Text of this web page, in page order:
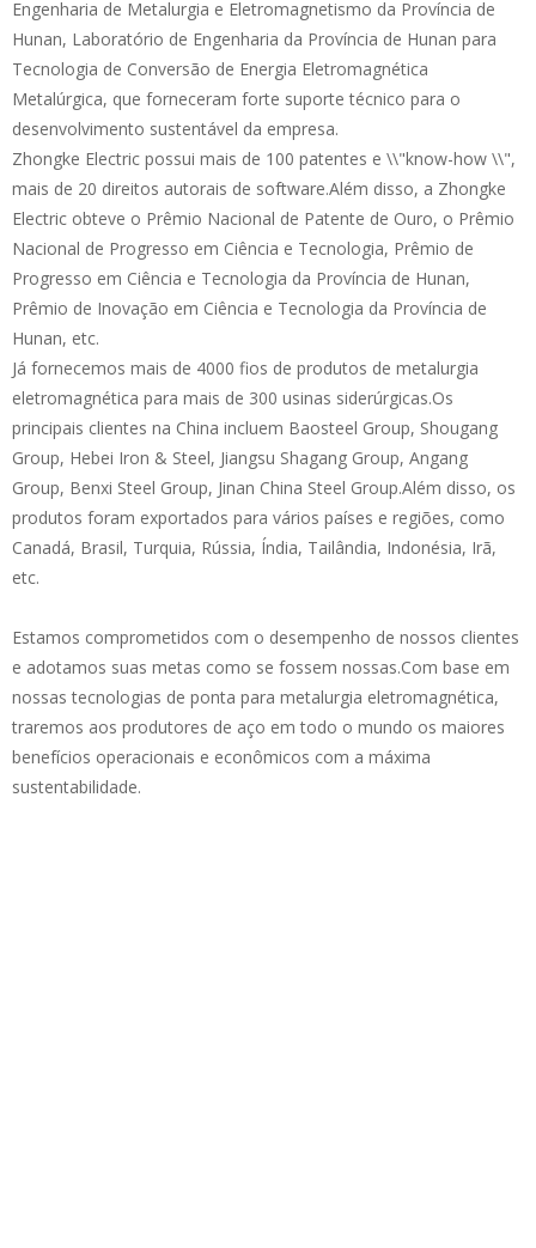
Engenharia de Metalurgia e Eletromagnetismo da Província de
Hunan, Laboratório de Engenharia da Província de Hunan para
Tecnologia de Conversão de Energia Eletromagnética
Metalúrgica, que forneceram forte suporte técnico para o
desenvolvimento sustentável da empresa.
Zhongke Electric possui mais de 100 patentes e \\"know-how \\",
mais de 20 direitos autorais de software.Além disso, a Zhongke
Electric obteve o Prêmio Nacional de Patente de Ouro, o Prêmio
Nacional de Progresso em Ciência e Tecnologia, Prêmio de
Progresso em Ciência e Tecnologia da Província de Hunan,
Prêmio de Inovação em Ciência e Tecnologia da Província de
Hunan, etc.
Já fornecemos mais de 4000 fios de produtos de metalurgia
eletromagnética para mais de 300 usinas siderúrgicas.Os
principais clientes na China incluem Baosteel Group, Shougang
Group, Hebei Iron & Steel, Jiangsu Shagang Group, Angang
Group, Benxi Steel Group, Jinan China Steel Group.Além disso, os
produtos foram exportados para vários países e regiões, como
Canadá, Brasil, Turquia, Rússia, Índia, Tailândia, Indonésia, Irã,
etc.
Estamos comprometidos com o desempenho de nossos clientes
e adotamos suas metas como se fossem nossas.Com base em
nossas tecnologias de ponta para metalurgia eletromagnética,
traremos aos produtores de aço em todo o mundo os maiores
benefícios operacionais e econômicos com a máxima
sustentabilidade.